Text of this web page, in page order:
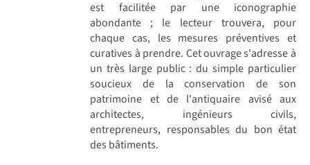
est facilitée par une iconographie
abondante ; le lecteur trouvera, pour
chaque cas, les mesures préventives et
curatives à prendre. Cet ouvrage s'adresse à
un très large public : du simple particulier
soucieux de la conservation de son
patrimoine et de l'antiquaire avisé aux
architectes, ingénieurs civils,
entrepreneurs, responsables du bon état
des bâtiments.